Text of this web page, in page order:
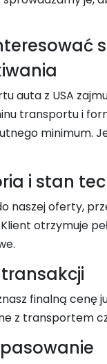
auta z USA
transportu i
minimum.
i stan
naszej oferty,
otrzymuje
finalną cenę
z transportem